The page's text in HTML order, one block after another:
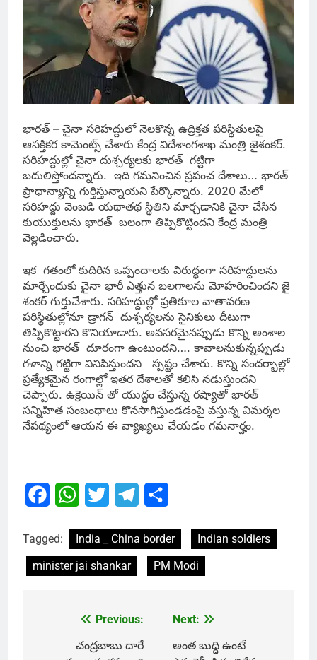
భారత్ – చైనా సరిహద్దులో నెలకొన్న ఉద్రిక్తత పరిస్థితులపై
ఆసక్తికర కామెంట్స్ చేశారు కేంద్ర విదేశాంగశాఖ మంత్రి జైశంకర్.
సరిహద్దుల్లో చైనా దుశ్చర్యలకు భారత్ గట్టిగా
బదులిస్తోందన్నారు. ఇది గమనించిన ప్రపంచ దేశాలు… భారత్
ప్రాధాన్యాన్ని గుర్తిస్తున్నాయని పేర్కొన్నారు. 2020 మేలో
సరిహద్దు వెంబడి యథాతథ స్థితిని మార్చడానికి చైనా చేసిన
కుయుక్తులను భారత్ బలంగా తిప్పికొట్టిందని కేంద్ర మంత్రి
వెల్లడించారు.
ఇక గతంలో కుదిరిన ఒప్పందాలకు విరుద్ధంగా సరిహద్దులను
మార్చేందుకు చైనా భారీ ఎత్తున బలగాలను మోహరించిందని జై
శంకర్ గుర్తుచేశారు. సరిహద్దుల్లో ప్రతికూల వాతావరణ
పరిస్థితుల్లోనూ డ్రాగన్ దుశ్చర్యలను సైనికులు దీటుగా
తిప్పికొట్టారని కొనియాడారు. అవసరమైనప్పుడు కొన్ని అంశాల
నుంచి భారత్ దూరంగా ఉంటుందని…. కావాలనుకున్నప్పుడు
గళాన్ని గట్టిగా వినిపిస్తుందని స్పష్టం చేశారు. కొన్ని సందర్భాల్లో
ప్రత్యేకమైన రంగాల్లో ఇతర దేశాలతో కలిసి నడుస్తుందని
చెప్పారు. ఉక్రెయిన్ తో యుద్ధం చేస్తున్న రష్యాతో భారత్
సన్నిహిత సంబంధాలు కొనసాగిస్తుండడంపై వస్తున్న విమర్శల
నేపథ్యంలో ఆయన ఈ వ్యాఖ్యలు చేయడం గమనార్హం.
FacebookWhatsApp
Twitter Telegram
Tagged: India _ China border
Indian soldiers
minister jai shankar
PM Modi
navigation
Previous:
చంద్రబాబు దారే
Next:
అంత బుద్ధి ఉంటే